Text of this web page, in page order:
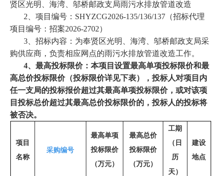
贤区光明、海湾、邬桥邮政支局雨污水排放管道改造
2、项目编号：SHYZCG2026-135/136/137（招标代理
项目编号：招案2026-2702）
3、招标内容：为奉贤区光明、海湾、邬桥邮政支局采
购供应商，负责相应网点的雨污水排放管道改造工作。
4、最高投标限价：本项目设置最高单项投标限价和最
高总价投标限价（投标限价详见下表），投标人对项目内
任一支局的投标报价超过其最高单项投标限价，或对该项
目投标总价超过其最高总价投标限价的，投标人的投标将
被否决。
项目
名称
采购编号
最高单项
投标限价
（万元）
最高总价
投标限价
（万元）
工期
（日
历
天）
建设
地点